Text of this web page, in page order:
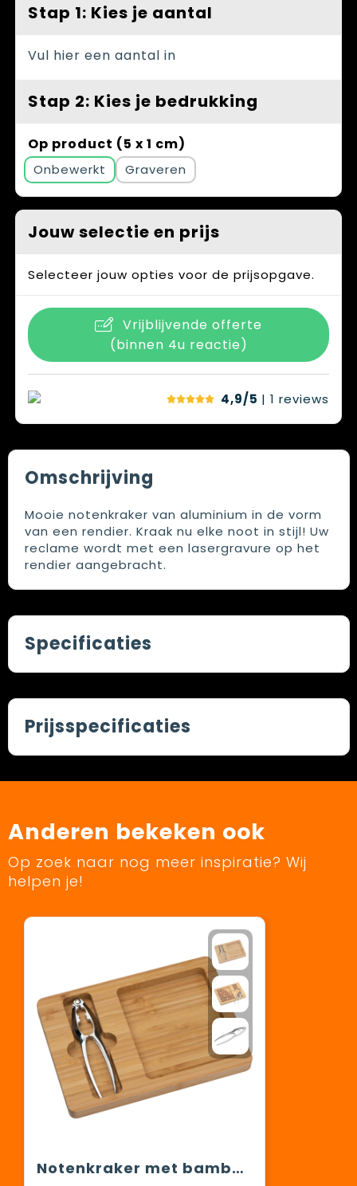
Waterflesjes
Stap 1: Kies je aantal
Vul hier een aantal in
Stap 2: Kies je bedrukking
Op product (5 x 1 cm)
Onbewerkt Graveren
Jouw selectie en prijs
Selecteer jouw opties voor de prijsopgave.
Vrijblijvende offerte
(binnen 4u reactie)
4,9/5 | 1 reviews
Omschrijving
Mooie notenkraker van aluminium in de vorm
van een rendier. Kraak nu elke noot in stijl! Uw
reclame wordt met een lasergravure op het
rendier aangebracht.
Specificaties
Prijsspecificaties
Anderen bekeken ook
Op zoek naar nog meer inspiratie? Wij
helpen je!
Notenkraker met bamboe schaal